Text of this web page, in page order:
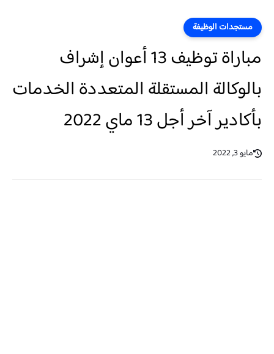
مستجدات الوظيفة
مباراة توظيف 13 أعوان إشراف
بالوكالة المستقلة المتعددة الخدمات
بأكادير آخر أجل 13 ماي 2022
مايو 3, 2022